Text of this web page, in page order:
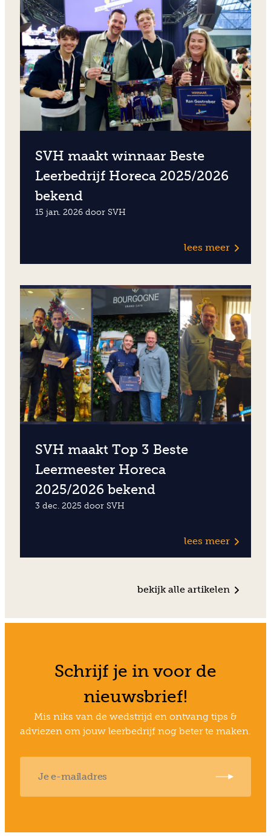
SVH maakt winnaar Beste
Leerbedrijf Horeca 2025/2026
bekend
15 jan. 2026 door SVH
lees meer
SVH maakt Top 3 Beste
Leermeester Horeca
2025/2026 bekend
3 dec. 2025 door SVH
lees meer
bekijk alle artikelen
Schrijf je in voor de
nieuwsbrief!
Mis niks van de wedstrijd en ontvang tips &
adviezen om jouw leerbedrijf nog beter te maken.